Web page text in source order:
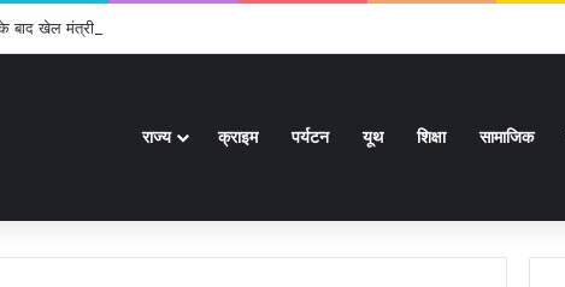
खेल मंत्री ने दी जानकारी
राज्य क्राइम पर्यटन यूथ शिक्षा सामाजिक